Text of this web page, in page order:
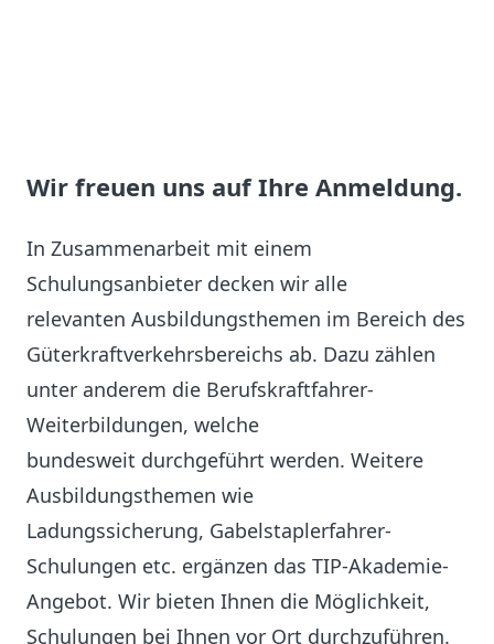
Wir freuen uns auf Ihre Anmeldung.
In Zusammenarbeit mit einem
Schulungsanbieter decken wir alle
relevanten Ausbildungsthemen im Bereich des
Güterkraftverkehrsbereichs ab. Dazu zählen
unter anderem die Berufskraftfahrer-
Weiterbildungen, welche
bundesweit durchgeführt werden. Weitere
Ausbildungsthemen wie
Ladungssicherung, Gabelstaplerfahrer-
Schulungen etc. ergänzen das TIP-Akademie-
Angebot. Wir bieten Ihnen die Möglichkeit,
Schulungen bei Ihnen vor Ort durchzuführen.